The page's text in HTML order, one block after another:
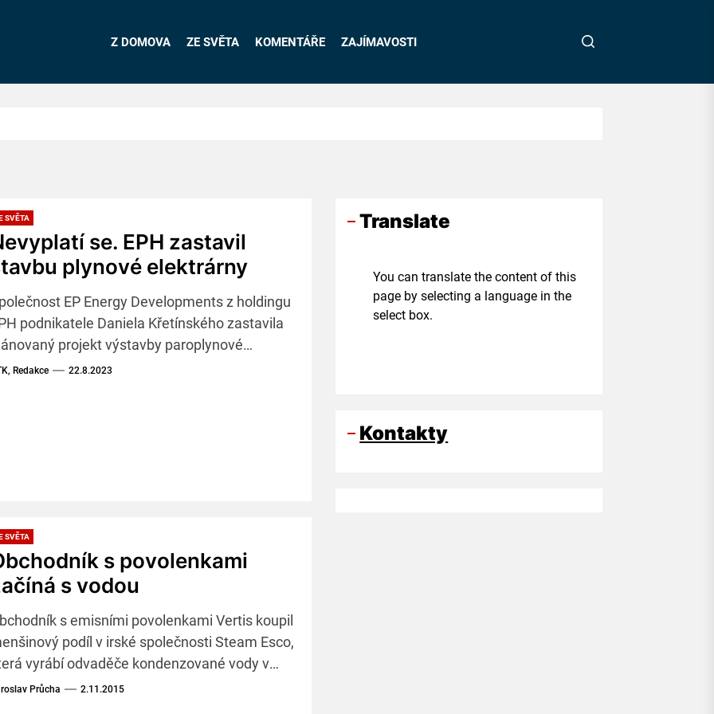
Z DOMOVA ZE SVĚTA KOMENTÁŘE ZAJÍMAVOSTI
SVĚTA
se. EPH zastavil
plynové elektrárny
EP Energy Developments z holdingu
podnikatele Daniela Křetínského zastavila
projekt výstavby paroplynové
v Irsku. Důvodem jsou neúměrně
Redakce 22.8.2023
SVĚTA
s povolenkami
s vodou
s emisními povolenkami Vertis koupil
podíl v irské společnosti Steam Esco,
vyrábí odvaděče kondenzované vody v
průmyslových systémech.
Průcha 2.11.2015
Translate
You can translate the content of this
page by selecting a language in the
select box.
Kontakty